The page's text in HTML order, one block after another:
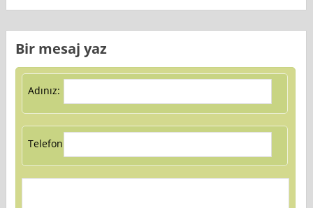
Bir mesaj yaz
Adınız:
Telefon: